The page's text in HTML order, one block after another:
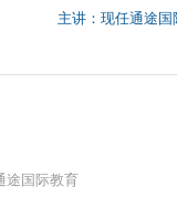
主讲：现任通途国